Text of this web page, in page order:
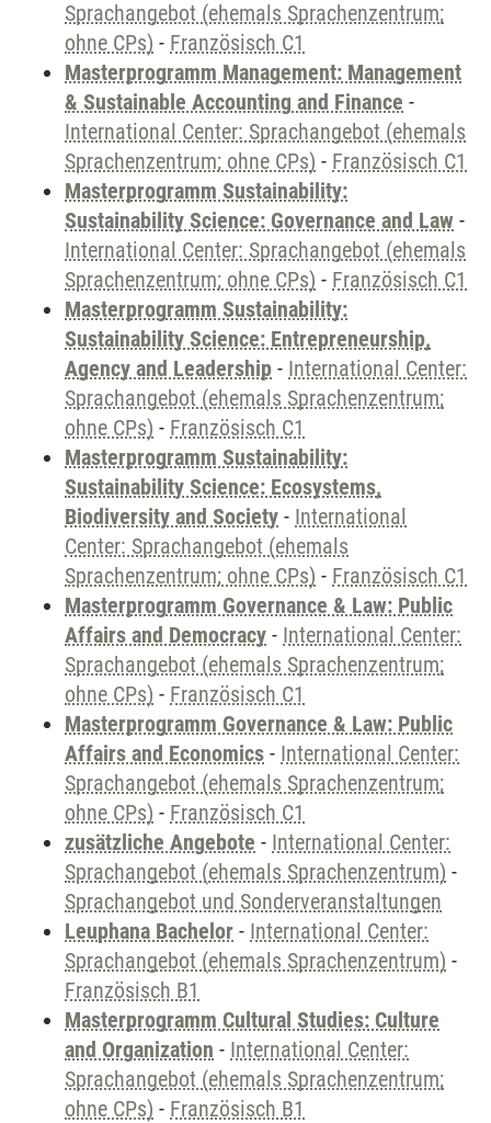
Sprachangebot (ehemals Sprachenzentrum;
ohne CPs) - Französisch C1
Masterprogramm Management: Management
& Sustainable Accounting and Finance -
International Center: Sprachangebot (ehemals
Sprachenzentrum; ohne CPs) - Französisch C1
Masterprogramm Sustainability:
Sustainability Science: Governance and Law -
International Center: Sprachangebot (ehemals
Sprachenzentrum; ohne CPs) - Französisch C1
Masterprogramm Sustainability:
Sustainability Science: Entrepreneurship,
Agency and Leadership - International Center:
Sprachangebot (ehemals Sprachenzentrum;
ohne CPs) - Französisch C1
Masterprogramm Sustainability:
Sustainability Science: Ecosystems,
Biodiversity and Society - International
Center: Sprachangebot (ehemals
Sprachenzentrum; ohne CPs) - Französisch C1
Masterprogramm Governance & Law: Public
Affairs and Democracy - International Center:
Sprachangebot (ehemals Sprachenzentrum;
ohne CPs) - Französisch C1
Masterprogramm Governance & Law: Public
Affairs and Economics - International Center:
Sprachangebot (ehemals Sprachenzentrum;
ohne CPs) - Französisch C1
zusätzliche Angebote - International Center:
Sprachangebot (ehemals Sprachenzentrum) -
Sprachangebot und Sonderveranstaltungen
Leuphana Bachelor - International Center:
Sprachangebot (ehemals Sprachenzentrum) -
Französisch B1
Masterprogramm Cultural Studies: Culture
and Organization - International Center:
Sprachangebot (ehemals Sprachenzentrum;
ohne CPs) - Französisch B1